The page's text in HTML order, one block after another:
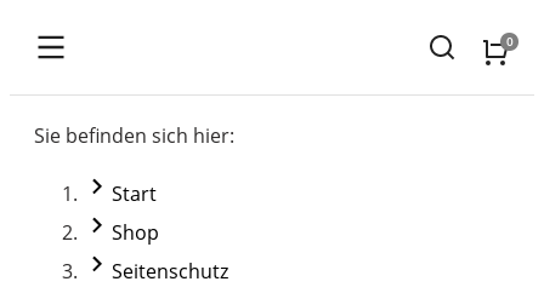
Sie befinden sich hier:
Start
Shop
Seitenschutz